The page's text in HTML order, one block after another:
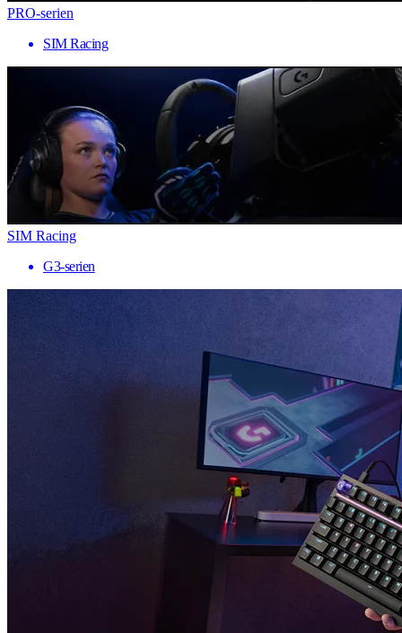
PRO-serien
SIM Racing
SIM Racing
G3-serien